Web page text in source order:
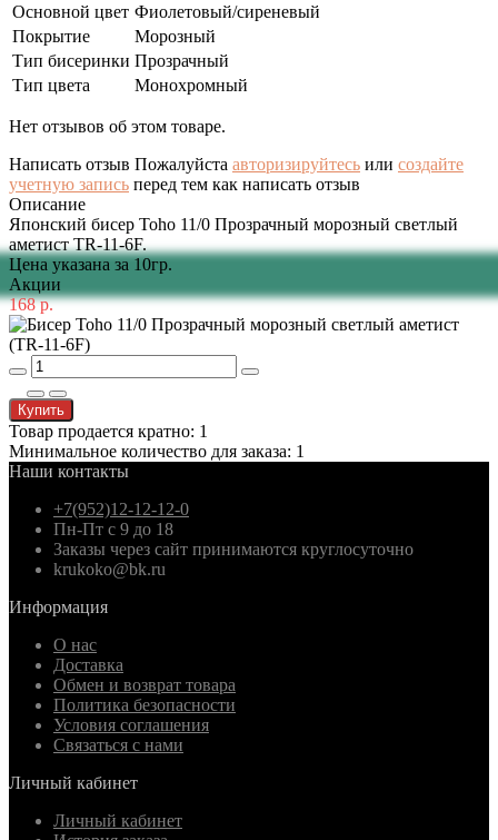
Основной цвет Фиолетовый/сиреневый
Покрытие
Морозный
Тип бисеринки Прозрачный
Тип цвета
Монохромный
Нет отзывов об этом товаре.
Написать отзыв Пожалуйста авторизируйтесь или создайте
учетную запись перед тем как написать отзыв
Описание
Японский бисер Toho 11/0 Прозрачный морозный светлый
аметист TR-11-6F.
Цена указана за 10гр.
Акции
168 р.
Купить
Товар продается кратно: 1
Минимальное количество для заказа: 1
Наши контакты
+7(952)12-12-12-0
Пн-Пт с 9 до 18
Заказы через сайт принимаются круглосуточно
krukoko@bk.ru
Информация
О нас
Доставка
Обмен и возврат товара
Политика безопасности
Условия соглашения
Связаться с нами
Личный кабинет
Личный кабинет